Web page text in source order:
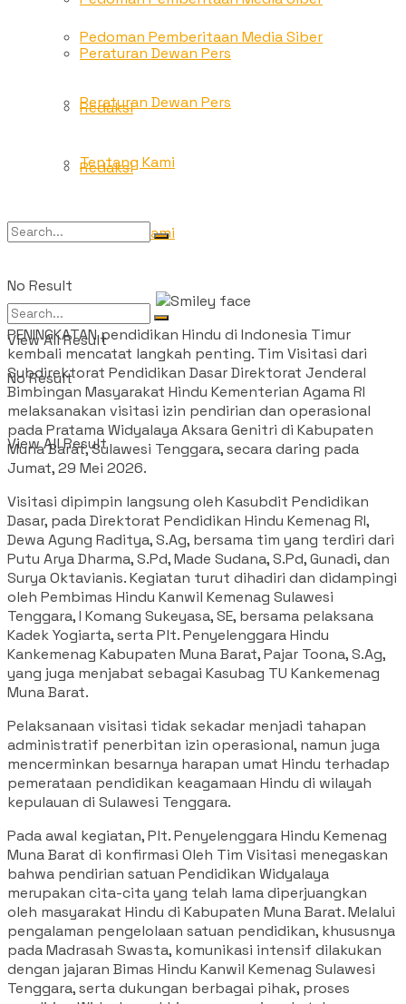
Pedoman Pemberitaan Media Siber
Peraturan Dewan Pers
Redaksi
Tentang Kami
No Result
View All Result
Peraturan Dewan Pers
Redaksi
Tentang Kami
No Result
View All Result
PENINGKATAN pendidikan Hindu di Indonesia Timur
kembali mencatat langkah penting. Tim Visitasi dari
Subdirektorat Pendidikan Dasar Direktorat Jenderal
Bimbingan Masyarakat Hindu Kementerian Agama RI
melaksanakan visitasi izin pendirian dan operasional
pada Pratama Widyalaya Aksara Genitri di Kabupaten
Muna Barat, Sulawesi Tenggara, secara daring pada
Jumat, 29 Mei 2026.
Visitasi dipimpin langsung oleh Kasubdit Pendidikan
Dasar, pada Direktorat Pendidikan Hindu Kemenag RI,
Dewa Agung Raditya, S.Ag, bersama tim yang terdiri dari
Putu Arya Dharma, S.Pd, Made Sudana, S.Pd, Gunadi, dan
Surya Oktavianis. Kegiatan turut dihadiri dan didampingi
oleh Pembimas Hindu Kanwil Kemenag Sulawesi
Tenggara, I Komang Sukeyasa, SE, bersama pelaksana
Kadek Yogiarta, serta Plt. Penyelenggara Hindu
Kankemenag Kabupaten Muna Barat, Pajar Toona, S.Ag,
yang juga menjabat sebagai Kasubag TU Kankemenag
Muna Barat.
Pelaksanaan visitasi tidak sekadar menjadi tahapan
administratif penerbitan izin operasional, namun juga
mencerminkan besarnya harapan umat Hindu terhadap
pemerataan pendidikan keagamaan Hindu di wilayah
kepulauan di Sulawesi Tenggara.
Pada awal kegiatan, Plt. Penyelenggara Hindu Kemenag
Muna Barat di konfirmasi Oleh Tim Visitasi menegaskan
bahwa pendirian satuan Pendidikan Widyalaya
merupakan cita-cita yang telah lama diperjuangkan
oleh masyarakat Hindu di Kabupaten Muna Barat. Melalui
pengalaman pengelolaan satuan pendidikan, khususnya
pada Madrasah Swasta, komunikasi intensif dilakukan
dengan jajaran Bimas Hindu Kanwil Kemenag Sulawesi
Tenggara, serta dukungan berbagai pihak, proses